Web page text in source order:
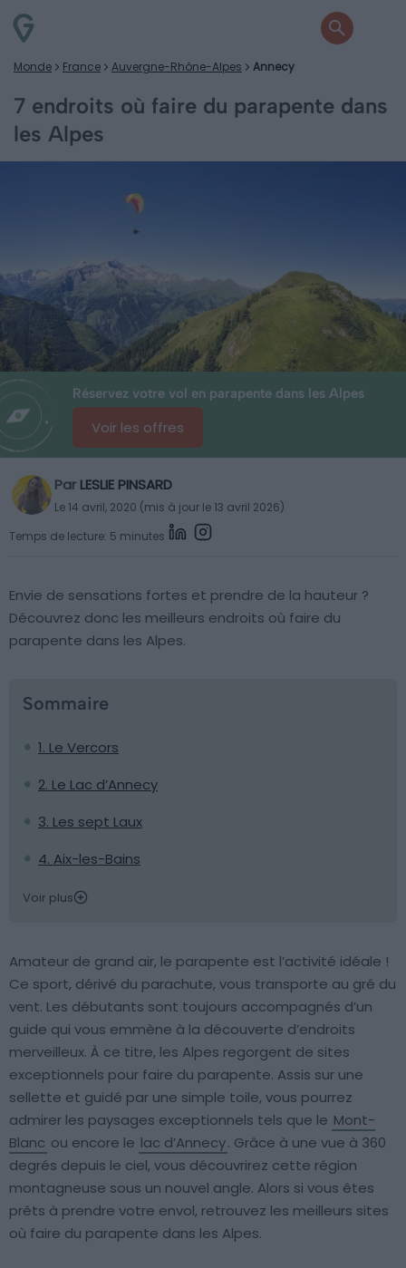
Monde France Auvergne-Rhône-Alpes Annecy
7 endroits où faire du parapente dans
les Alpes
Réservez votre vol en parapente dans les Alpes
Voir les offres
Par LESLIE PINSARD
Le 14 avril, 2020 (mis à jour le 13 avril 2026)
Temps de lecture: 5 minutes
Envie de sensations fortes et prendre de la hauteur ?
Découvrez donc les meilleurs endroits où faire du
parapente dans les Alpes.
Sommaire
1. Le Vercors
2. Le Lac d’Annecy
3. Les sept Laux
4. Aix-les-Bains
Voir plus
Amateur de grand air, le parapente est l’activité idéale !
Ce sport, dérivé du parachute, vous transporte au gré du
vent. Les débutants sont toujours accompagnés d’un
guide qui vous emmène à la découverte d’endroits
merveilleux. À ce titre, les Alpes regorgent de sites
exceptionnels pour faire du parapente. Assis sur une
sellette et guidé par une simple toile, vous pourrez
admirer les paysages exceptionnels tels que le Mont-
Blanc ou encore le lac d’Annecy. Grâce à une vue à 360
degrés depuis le ciel, vous découvrirez cette région
montagneuse sous un nouvel angle. Alors si vous êtes
prêts à prendre votre envol, retrouvez les meilleurs sites
où faire du parapente dans les Alpes.